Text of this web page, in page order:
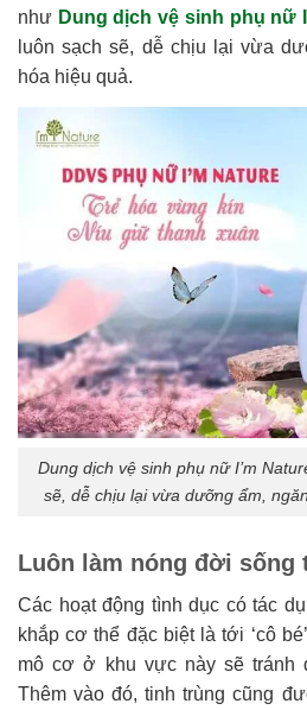
như Dung dịch vệ sinh phụ nữ
luôn sạch sẽ, dễ chịu lại vừa
hóa hiệu quả.
Dung dịch vệ sinh phụ nữ I’m
sẽ, dễ chịu lại vừa dưỡng ẩm,
Luôn làm nóng đời sống
Các hoạt động tình dục có tác
khắp cơ thể đặc biệt là tới ‘cô
mô cơ ở khu vực này sẽ tránh
Thêm vào đó, tinh trùng cũng